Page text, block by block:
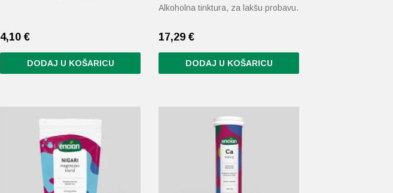
4,10 €
DODAJ U KOŠARICU
Alkoholna tinktura, za lakšu probavu.
17,29 €
DODAJ U KOŠARICU